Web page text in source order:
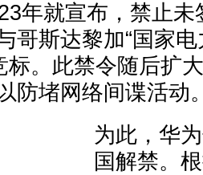
年就宣布，禁止
哥斯达黎加“国家
标。此禁令随后扩
防堵网络间谍活动
为此，华
国解禁。